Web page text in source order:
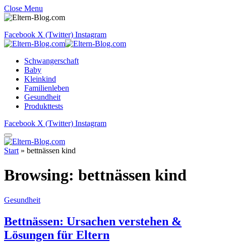
Close Menu
Facebook X (Twitter) Instagram
Schwangerschaft
Baby
Kleinkind
Familienleben
Gesundheit
Produkttests
Facebook X (Twitter) Instagram
Start » bettnässen kind
Browsing: bettnässen kind
Gesundheit
Bettnässen: Ursachen verstehen &
Lösungen für Eltern